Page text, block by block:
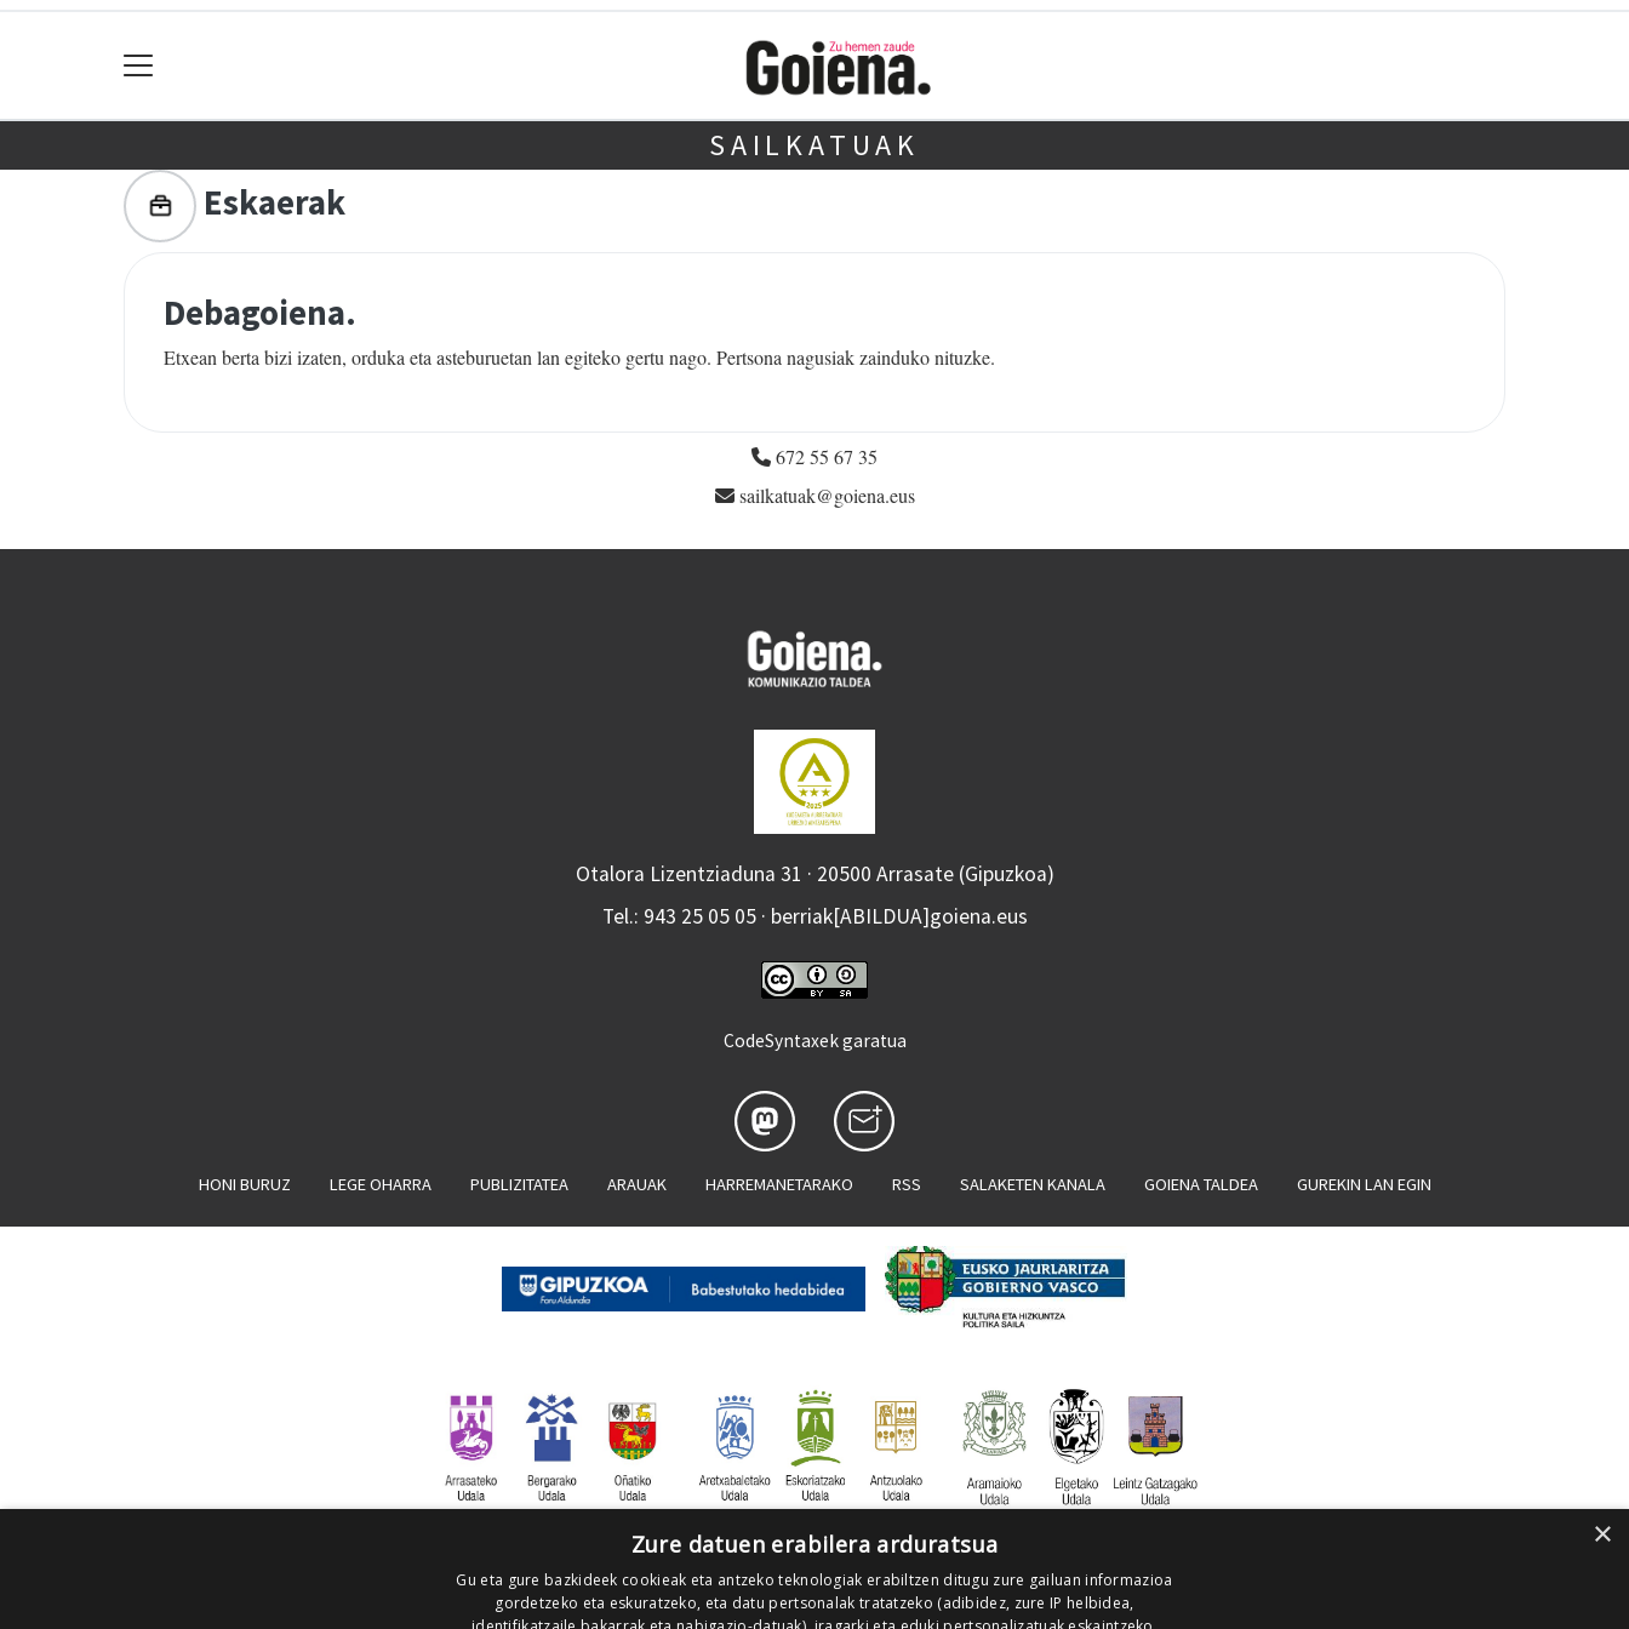
SAILKATUAK
Eskaerak
Debagoiena.
Etxean berta bizi izaten, orduka eta asteburuetan lan egiteko gertu nago. Pertsona nagusiak zainduko nituzke.
672 55 67 35
sailkatuak@goiena.eus
Otalora Lizentziaduna 31 · 20500 Arrasate (Gipuzkoa)
Tel.: 943 25 05 05 · berriak[ABILDUA]goiena.eus
CodeSyntaxek garatua
HONI BURUZ LEGE OHARRA PUBLIZITATEA ARAUAK HARREMANETARAKO RSS SALAKETEN KANALA GOIENA TALDEA GUREKIN LAN EGIN
×
Zure datuen erabilera arduratsua
Gu eta gure bazkideek cookieak eta antzeko teknologiak erabiltzen ditugu zure gailuan informazioa
gordetzeko eta eskuratzeko, eta datu pertsonalak tratatzeko (adibidez, zure IP helbidea,